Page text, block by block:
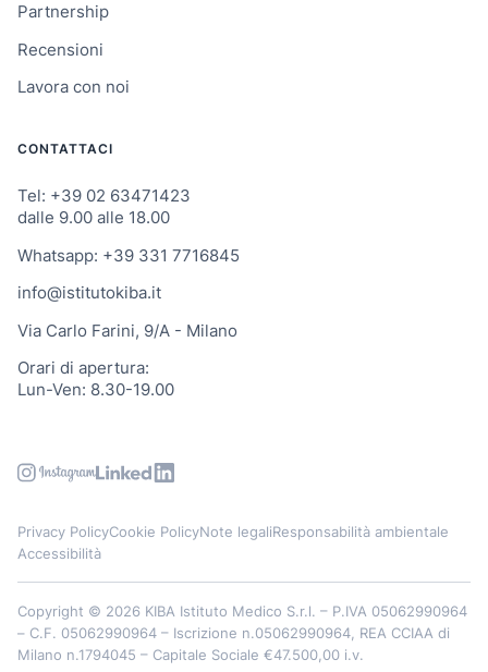
Partnership
Recensioni
Lavora con noi
CONTATTACI
Tel: +39 02 63471423
dalle 9.00 alle 18.00
Whatsapp: +39 331 7716845
info@istitutokiba.it
Via Carlo Farini, 9/A - Milano
Orari di apertura:
Lun-Ven: 8.30-19.00
Privacy PolicyCookie PolicyNote legaliResponsabilità ambientale
Accessibilità
Copyright © 2026 KIBA Istituto Medico S.r.l. – P.IVA 05062990964
– C.F. 05062990964 – Iscrizione n.05062990964, REA CCIAA di
Milano n.1794045 – Capitale Sociale €47.500,00 i.v.